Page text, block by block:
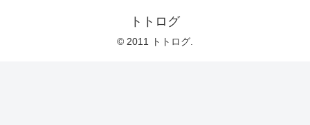
トトログ
© 2011 トトログ.